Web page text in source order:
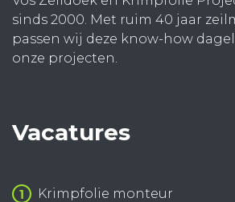
sinds 2000. Met ruim 40 jaar
passen wij deze know-how
onze projecten.
Vacatures
Krimpfolie monteur